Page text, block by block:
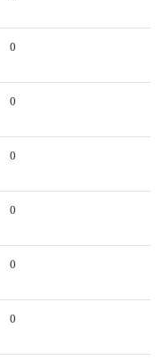
0
0
0
0
0
0